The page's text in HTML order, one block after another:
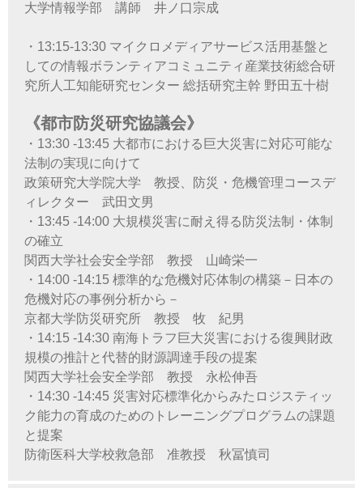
大学情報学部 講師 井ノ口宗成
・13:15-13:30 マイクロメディアサービス活用基盤と
しての情報ボランティアコミュニティ産業技術総合研
究所人工知能研究センター 総括研究主幹 野田五十樹
《都市防災研究協議会》
・13:30 -13:45 大都市における巨大災害に対応可能な
法制の実現に向けて
政策研究大学院大学 教授、防災・危機管理コースデ
ィレクター 武田文男
・13:45 -14:00 大規模災害に耐え得る防災法制・体制
の確立
関西大学社会安全学部 教授 山崎栄一
・14:00 -14:15 標準的な危機対応体制の構築－日本の
危機対応の事例分析から－
京都大学防災研究所 教授 牧 紀男
・14:15 -14:30 南海トラフ巨大災害における復興財政
規模の推計と代替的財源調達手段の提案
関西大学社会安全学部 教授 永松伸吾
・14:30 -14:45 災害対応標準化からみたロジスティッ
ク能力の育成のためのトレーニングプログラムの課題
と提案
防衛医科大学校救急部 准教授 秋冨慎司